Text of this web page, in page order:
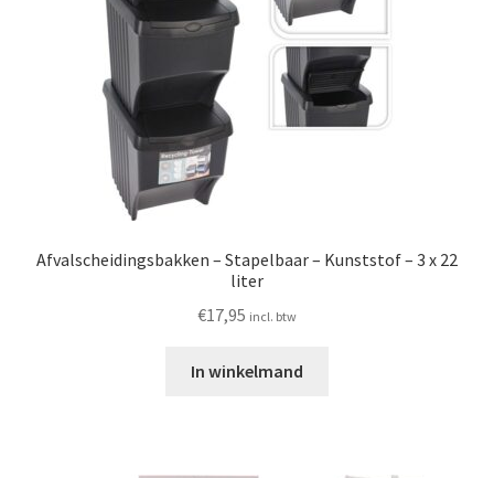
Afvalscheidingsbakken – Stapelbaar – Kunststof – 3 x 22
liter
€17,95 incl. btw
In winkelmand